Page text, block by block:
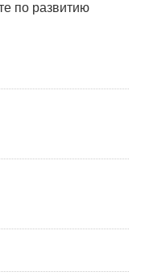
по развитию